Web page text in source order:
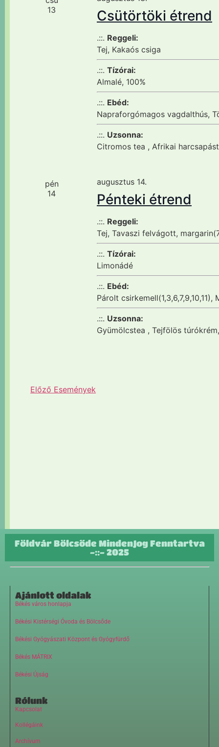
13
Csütörtöki étrend
.::. Reggeli:
Tej, Kakaós csiga
.::. Tízórai:
Almalé, 100%
.::. Ebéd:
Napraforgómagos vagdalthús,
.::. Uzsonna:
Citromos tea , Afrikai
pén
14
augusztus 14.
Pénteki étrend
.::. Reggeli:
Tej, Tavaszi felvágott,
.::. Tízórai:
Limonádé
.::. Ebéd:
Párolt
.::. Uzsonna:
Gyümölcstea , Tejfölös
Előző Események
Földvár Bölcsőde MindenJog Fenntartva
-::- 2025
Ajánlott oldalak
Békés város honlapja
Békési Kistérségi Óvoda és Bölcsőde
Békési Gyógyászati Központ és Gyógyfürdő
Békés MÁTRIX
Békési Újság
Rólunk
Kapcsolat
Kollégáink
Archívum